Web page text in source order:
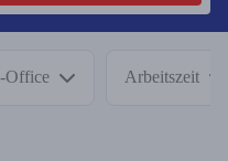
Office Arbeitszeit